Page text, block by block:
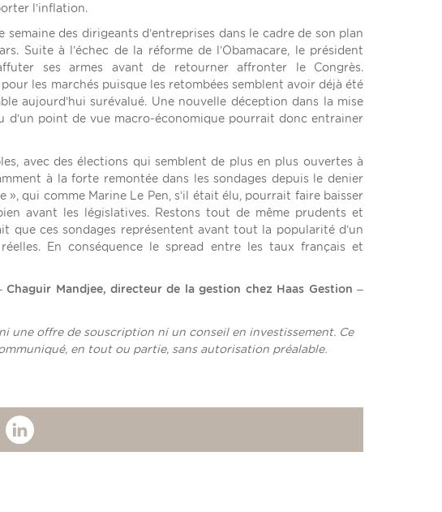
l’inflation.
des dirigeants d’entreprises dans le cadre de son plan
Suite à l’échec de la réforme de l’Obamacare, le président
ses armes avant de retourner affronter le Congrès.
les marchés puisque les retombées semblent avoir déjà été
aujourd’hui surévalué. Une nouvelle déception dans la mise
d’un point de vue macro-économique pourrait donc entrainer
avec des élections qui semblent de plus en plus ouvertes à
à la forte remontée dans les sondages depuis le denier
qui comme Marine Le Pen, s’il était élu, pourrait faire baisser
avant les législatives. Restons tout de même prudents et
que ces sondages représentent avant tout la popularité d’un
En conséquence le spread entre les taux français et
Mandjee, directeur de la gestion chez Haas Gestion –
une offre de souscription ni un conseil en investissement. Ce
en tout ou partie, sans autorisation préalable.